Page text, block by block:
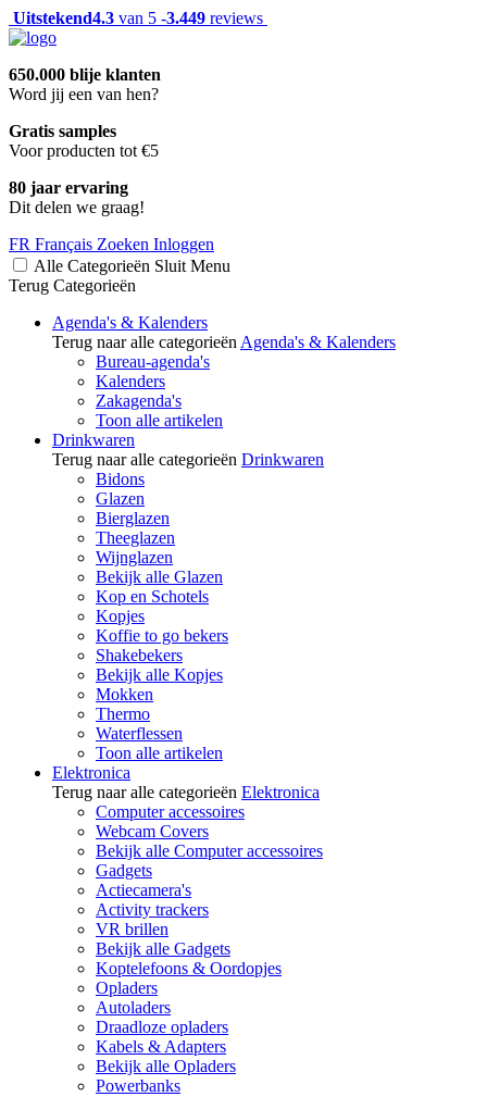
Uitstekend4.3 van 5 -3.449 reviews
650.000 blije klanten
Word jij een van hen?
Gratis samples
Voor producten tot €5
80 jaar ervaring
Dit delen we graag!
FR Français Zoeken Inloggen
Alle Categorieën Sluit Menu
Terug Categorieën
Agenda's & Kalenders
Terug naar alle categorieën Agenda's & Kalenders
Bureau-agenda's
Kalenders
Zakagenda's
Toon alle artikelen
Drinkwaren
Terug naar alle categorieën Drinkwaren
Bidons
Glazen
Bierglazen
Theeglazen
Wijnglazen
Bekijk alle Glazen
Kop en Schotels
Kopjes
Koffie to go bekers
Shakebekers
Bekijk alle Kopjes
Mokken
Thermo
Waterflessen
Toon alle artikelen
Elektronica
Terug naar alle categorieën Elektronica
Computer accessoires
Webcam Covers
Bekijk alle Computer accessoires
Gadgets
Actiecamera's
Activity trackers
VR brillen
Bekijk alle Gadgets
Koptelefoons & Oordopjes
Opladers
Autoladers
Draadloze opladers
Kabels & Adapters
Bekijk alle Opladers
Powerbanks